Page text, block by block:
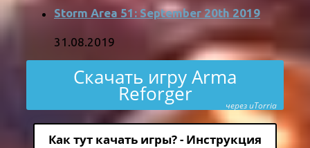
Storm Area 51: September 20th 2019
31.08.2019
Скачать игру Arma
Reforger через uTorria
Как тут качать игры? - Инструкция